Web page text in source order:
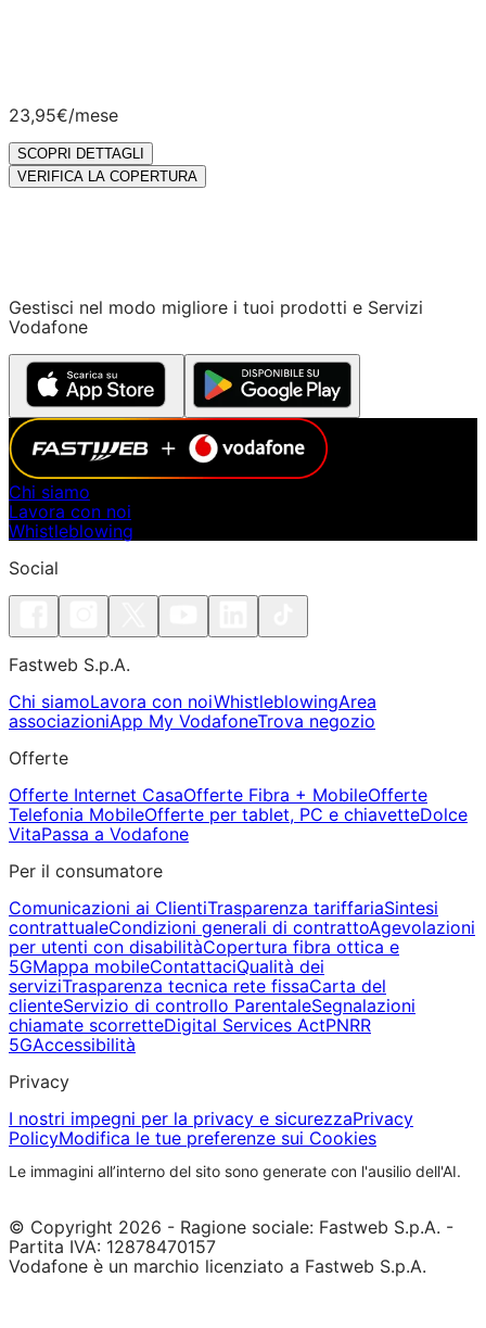
23,95€/mese
SCOPRI DETTAGLI
VERIFICA LA COPERTURA
Gestisci nel modo migliore i tuoi prodotti e Servizi
Vodafone
Chi siamo
Lavora con noi
Whistleblowing
Social
Fastweb S.p.A.
Chi siamoLavora con noiWhistleblowingArea
associazioniApp My VodafoneTrova negozio
Offerte
Offerte Internet CasaOfferte Fibra + MobileOfferte
Telefonia MobileOfferte per tablet, PC e chiavetteDolce
VitaPassa a Vodafone
Per il consumatore
Comunicazioni ai ClientiTrasparenza tariffariaSintesi
contrattualeCondizioni generali di contrattoAgevolazioni
per utenti con disabilitàCopertura fibra ottica e
5GMappa mobileContattaciQualità dei
serviziTrasparenza tecnica rete fissaCarta del
clienteServizio di controllo ParentaleSegnalazioni
chiamate scorretteDigital Services ActPNRR
5GAccessibilità
Privacy
I nostri impegni per la privacy e sicurezzaPrivacy
PolicyModifica le tue preferenze sui Cookies
Le immagini all’interno del sito sono generate con l'ausilio dell'AI.
© Copyright 2026 - Ragione sociale: Fastweb S.p.A. -
Partita IVA: 12878470157
Vodafone è un marchio licenziato a Fastweb S.p.A.